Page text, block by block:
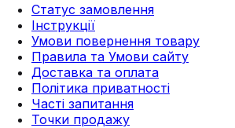
Статус замовлення
Інструкції
Умови повернення товару
Правила та Умови сайту
Доставка та оплата
Політика приватності
Часті запитання
Точки продажу